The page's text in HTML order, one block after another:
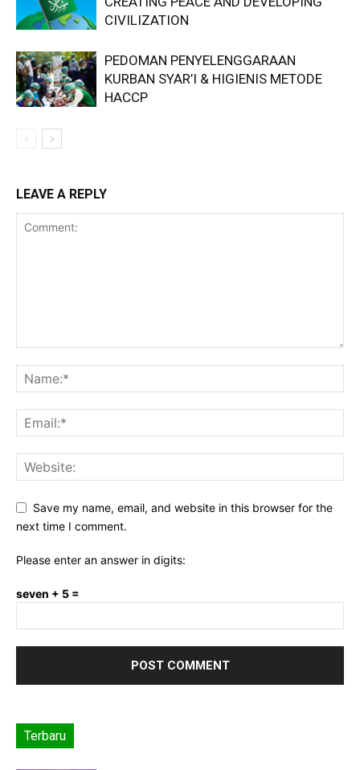
CIVILIZATION
PEDOMAN PENYELENGGARAAN
KURBAN SYAR’I & HIGIENIS METODE
HACCP
LEAVE A REPLY
Save my name, email, and website in this browser for the
next time I comment.
Please enter an answer in digits:
seven + 5 =
Terbaru